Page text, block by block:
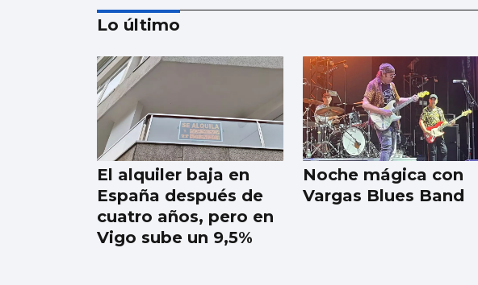
Albanta, cocina única
y exclusivamente de
leña
Lo último
El alquiler baja en
España después de
cuatro años, pero en
Vigo sube un 9,5%
Noche mágica con
Vargas Blues Band